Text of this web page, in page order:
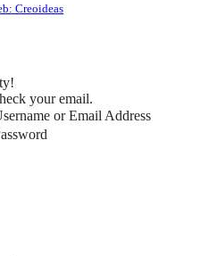
Creoideas
your email.
or Email Address